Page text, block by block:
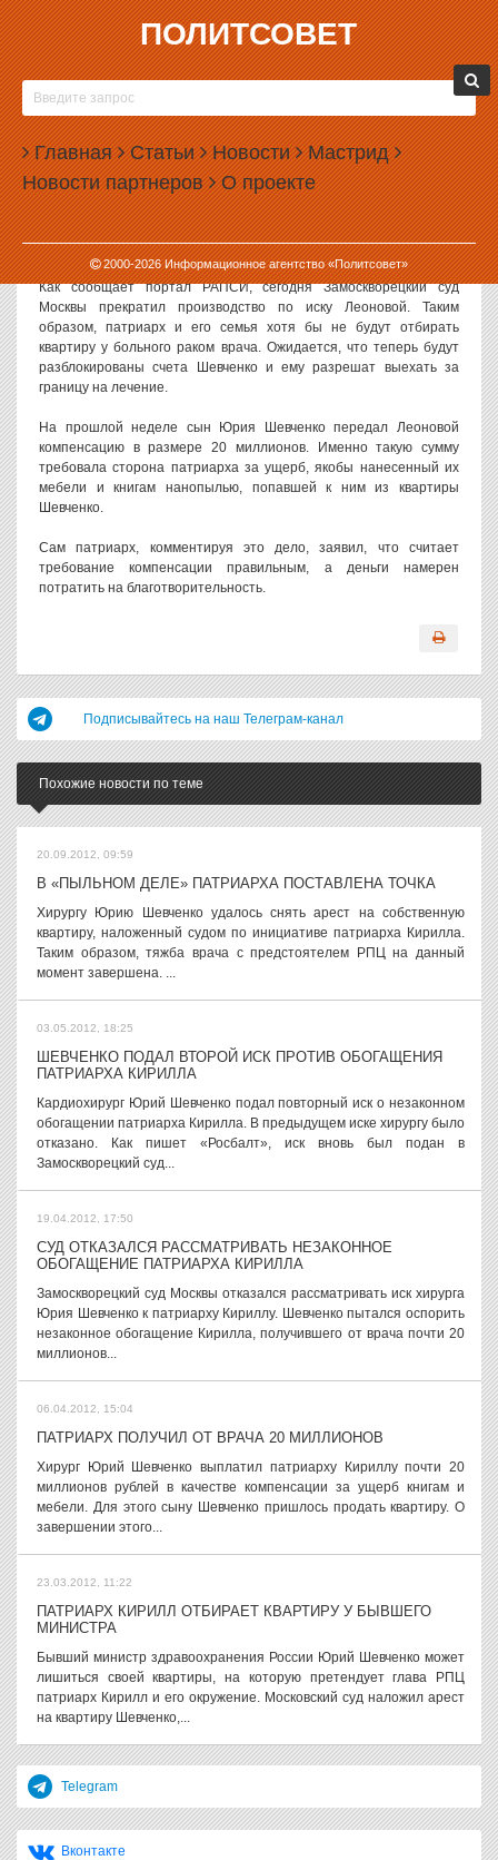
ПОЛИТСОВЕТ
Главная Статьи Новости Мастрид
Новости партнеров О проекте
2000-2026Информационное агентство «Политсовет»
13.04.2012, 13:57
ПАТРИАРХ КИРИЛЛ ПРЕКРАТИЛ
ПРЕСЛЕДОВАНИЕ ХИРУРГА ШЕВЧЕНКО
Лидия Леонова, проживающая в квартире патриарха Кирилла и,
по некоторым данным, состоящая с ним в родственных связях,
отозвала свой иск о признании незаконным договора дарения
квартиры Юрия Шевченко в Доме на набережной. Ранее семья
Шевченко выплатила Кириллу почти 20 миллионов рублей.
Как сообщает портал РАПСИ, сегодня Замоскворецкий суд
Москвы прекратил производство по иску Леоновой. Таким
образом, патриарх и его семья хотя бы не будут отбирать
квартиру у больного раком врача. Ожидается, что теперь будут
разблокированы счета Шевченко и ему разрешат выехать за
границу на лечение.
На прошлой неделе сын Юрия Шевченко передал Леоновой
компенсацию в размере 20 миллионов. Именно такую сумму
требовала сторона патриарха за ущерб, якобы нанесенный их
мебели и книгам нанопылью, попавшей к ним из квартиры
Шевченко.
Сам патриарх, комментируя это дело, заявил, что считает
требование компенсации правильным, а деньги намерен
потратить на благотворительность.
Подписывайтесь на наш Телеграм-канал
Похожие новости по теме
20.09.2012, 09:59
В «ПЫЛЬНОМ ДЕЛЕ» ПАТРИАРХА ПОСТАВЛЕНА ТОЧКА
Хирургу Юрию Шевченко удалось снять арест на собственную
квартиру, наложенный судом по инициативе патриарха Кирилла.
Таким образом, тяжба врача с предстоятелем РПЦ на данный
момент завершена. ...
03.05.2012, 18:25
ШЕВЧЕНКО ПОДАЛ ВТОРОЙ ИСК ПРОТИВ ОБОГАЩЕНИЯ
ПАТРИАРХА КИРИЛЛА
Кардиохирург Юрий Шевченко подал повторный иск о незаконном
обогащении патриарха Кирилла. В предыдущем иске хирургу было
отказано. Как пишет «Росбалт», иск вновь был подан в
Замоскворецкий суд...
19.04.2012, 17:50
СУД ОТКАЗАЛСЯ РАССМАТРИВАТЬ НЕЗАКОННОЕ
ОБОГАЩЕНИЕ ПАТРИАРХА КИРИЛЛА
Замоскворецкий суд Москвы отказался рассматривать иск хирурга
Юрия Шевченко к патриарху Кириллу. Шевченко пытался оспорить
незаконное обогащение Кирилла, получившего от врача почти 20
миллионов...
06.04.2012, 15:04
ПАТРИАРХ ПОЛУЧИЛ ОТ ВРАЧА 20 МИЛЛИОНОВ
Хирург Юрий Шевченко выплатил патриарху Кириллу почти 20
миллионов рублей в качестве компенсации за ущерб книгам и
мебели. Для этого сыну Шевченко пришлось продать квартиру. О
завершении этого...
23.03.2012, 11:22
ПАТРИАРХ КИРИЛЛ ОТБИРАЕТ КВАРТИРУ У БЫВШЕГО
МИНИСТРА
Бывший министр здравоохранения России Юрий Шевченко может
лишиться своей квартиры, на которую претендует глава РПЦ
патриарх Кирилл и его окружение. Московский суд наложил арест
на квартиру Шевченко,...
Telegram
Вконтакте